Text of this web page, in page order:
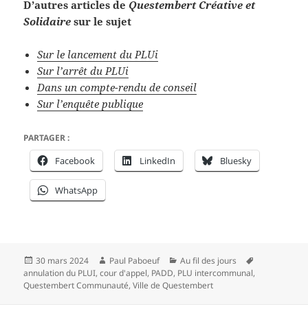
D’autres articles de Questembert Créative et
Solidaire sur le sujet
Sur le lancement du PLUi
Sur l’arrêt du PLUi
Dans un compte-rendu de conseil
Sur l’enquête publique
PARTAGER :
Facebook LinkedIn Bluesky
WhatsApp
Publié
le
30 mars 2024 Auteur
Paul Paboeuf Catégories
Au fil des jours
annulation du PLUI,cour d'appel, PADD, PLU intercommunal,
Questembert Communauté,Ville de Questembert